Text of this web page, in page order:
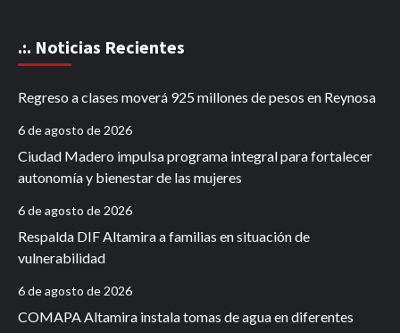
.:. Noticias Recientes
Regreso a clases moverá 925 millones de pesos en Reynosa
6 de agosto de 2026
Ciudad Madero impulsa programa integral para fortalecer
autonomía y bienestar de las mujeres
6 de agosto de 2026
Respalda DIF Altamira a familias en situación de
vulnerabilidad
6 de agosto de 2026
COMAPA Altamira instala tomas de agua en diferentes